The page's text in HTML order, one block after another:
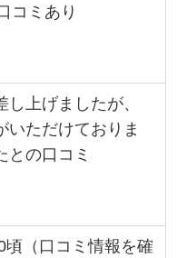
コミあり
し上げましたが、
いただけておりま
との口コミ
頃（口コミ情報を確